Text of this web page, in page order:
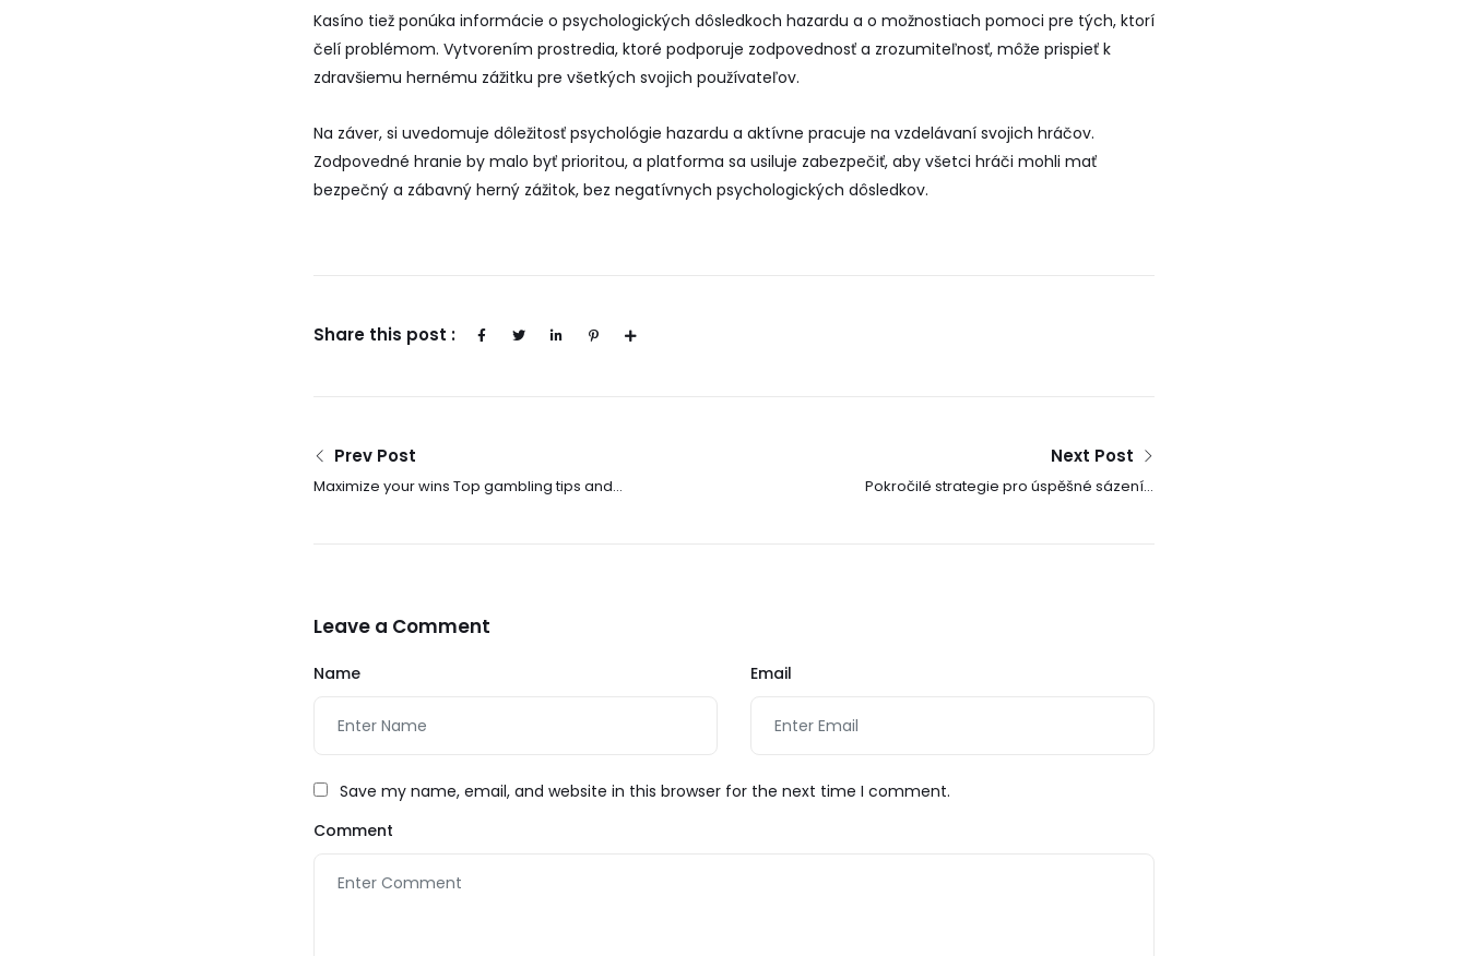
Kasíno tiež ponúka informácie o psychologických dôsledkoch hazardu a o možnostiach pomoci pre tých, ktorí
čelí problémom. Vytvorením prostredia, ktoré podporuje zodpovednosť a zrozumiteľnosť, môže prispieť k
zdravšiemu hernému zážitku pre všetkých svojich používateľov.
Na záver, si uvedomuje dôležitosť psychológie hazardu a aktívne pracuje na vzdelávaní svojich hráčov.
Zodpovedné hranie by malo byť prioritou, a platforma sa usiluje zabezpečiť, aby všetci hráči mohli mať
bezpečný a zábavný herný zážitok, bez negatívnych psychologických dôsledkov.
Share this post :
Prev Post
Maximize your wins Top gambling tips and
Next Post
Pokročilé strategie pro úspěšné sázení v
Leave a Comment
Name Email
Save my name, email, and website in this browser for the next time I comment.
Comment